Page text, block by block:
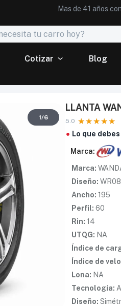
Mas de 41 años
Cotizar
Blog
1/6
LLANTA
5.0
Lo que
Marca:
Marca:
Diseño:
Ancho: 195
Perfil: 60
Rin: 14
UTQG: NA
Índice de
Índice de
Lona: NA
Tecnología:
Diseño: